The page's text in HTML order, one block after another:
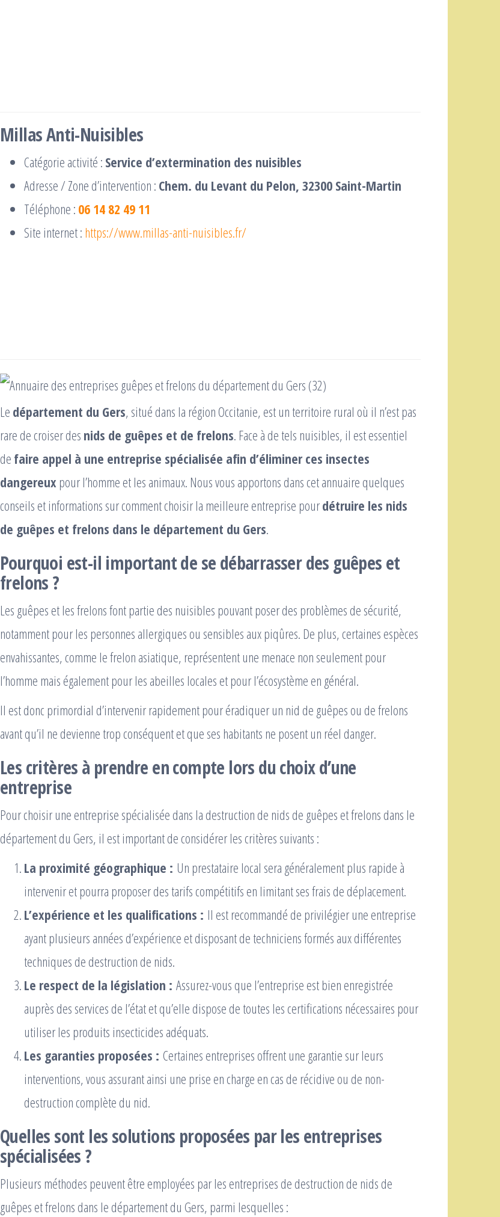
Millas Anti-Nuisibles
Catégorie activité : Service d’extermination des nuisibles
Adresse / Zone d’intervention : Chem. du Levant du Pelon, 32300 Saint-Martin
Téléphone : 06 14 82 49 11
Site internet : https://www.millas-anti-nuisibles.fr/
Le département du Gers, situé dans la région Occitanie, est un territoire rural où il n’est pas
rare de croiser des nids de guêpes et de frelons. Face à de tels nuisibles, il est essentiel
de faire appel à une entreprise spécialisée afin d’éliminer ces insectes
dangereux pour l’homme et les animaux. Nous vous apportons dans cet annuaire quelques
conseils et informations sur comment choisir la meilleure entreprise pourdétruire les nids
de guêpes et frelons dans le département du Gers.
Pourquoi est-il important de se débarrasser des guêpes et
frelons ?
Les guêpes et les frelons font partie des nuisibles pouvant poser des problèmes de sécurité,
notamment pour les personnes allergiques ou sensibles aux piqûres. De plus, certaines espèces
envahissantes, comme le frelon asiatique, représentent une menace non seulement pour
l’homme mais également pour les abeilles locales et pour l’écosystème en général.
Il est donc primordial d’intervenir rapidement pour éradiquer un nid de guêpes ou de frelons
avant qu’il ne devienne trop conséquent et que ses habitants ne posent un réel danger.
Les critères à prendre en compte lors du choix d’une
entreprise
Pour choisir une entreprise spécialisée dans la destruction de nids de guêpes et frelons dans le
département du Gers, il est important de considérer les critères suivants :
La proximité géographique : Un prestataire local sera généralement plus rapide à
intervenir et pourra proposer des tarifs compétitifs en limitant ses frais de déplacement.
L’expérience et les qualifications : Il est recommandé de privilégier une entreprise
ayant plusieurs années d’expérience et disposant de techniciens formés aux différentes
techniques de destruction de nids.
Le respect de la législation : Assurez-vous que l’entreprise est bien enregistrée
auprès des services de l’état et qu’elle dispose de toutes les certifications nécessaires pour
utiliser les produits insecticides adéquats.
Les garanties proposées : Certaines entreprises offrent une garantie sur leurs
interventions, vous assurant ainsi une prise en charge en cas de récidive ou de non-
destruction complète du nid.
Quelles sont les solutions proposées par les entreprises
spécialisées ?
Plusieurs méthodes peuvent être employées par les entreprises de destruction de nids de
guêpes et frelons dans le département du Gers, parmi lesquelles :